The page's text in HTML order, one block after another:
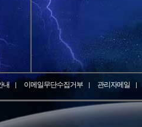
내 이메일무단수집거부 관리자메일